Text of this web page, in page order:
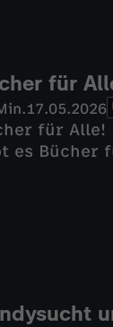
für
17.05.2026
für Alle!
es Bücher